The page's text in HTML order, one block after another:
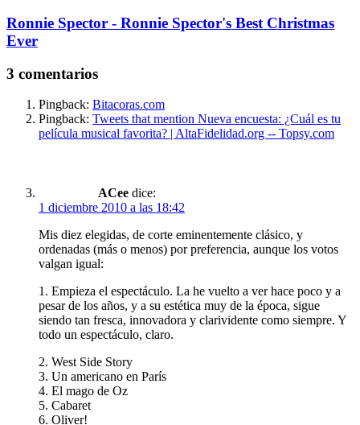
Ronnie Spector - Ronnie Spector's Best Christmas
Ever
3 comentarios
Pingback: Bitacoras.com
Pingback: Tweets that mention Nueva encuesta: ¿Cuál es tu
película musical favorita? | AltaFidelidad.org -- Topsy.com
ACee dice:
1 diciembre 2010 a las 18:42
Mis diez elegidas, de corte eminentemente clásico, y
ordenadas (más o menos) por preferencia, aunque los votos
valgan igual:
1. Empieza el espectáculo. La he vuelto a ver hace poco y a
pesar de los años, y a su estética muy de la época, sigue
siendo tan fresca, innovadora y clarividente como siempre. Y
todo un espectáculo, claro.
2. West Side Story
3. Un americano en París
4. El mago de Oz
5. Cabaret
6. Oliver!